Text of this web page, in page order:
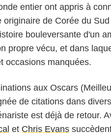
entier ont appris à
originaire de Corée du
bouleversante d'un
propre vécu, et dans
occasions manquées.
aux Oscars
de citations dans
est déjà de retour.
et Chris Evans